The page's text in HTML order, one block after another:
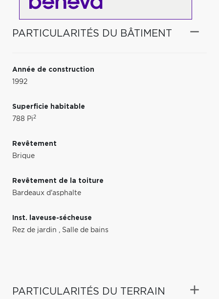
PARTICULARITÉS DU BÂTIMENT
Année de construction
1992
Superficie habitable
788 Pi2
Revêtement
Brique
Revêtement de la toiture
Bardeaux d'asphalte
Inst. laveuse-sécheuse
Rez de jardin , Salle de bains
PARTICULARITÉS DU TERRAIN